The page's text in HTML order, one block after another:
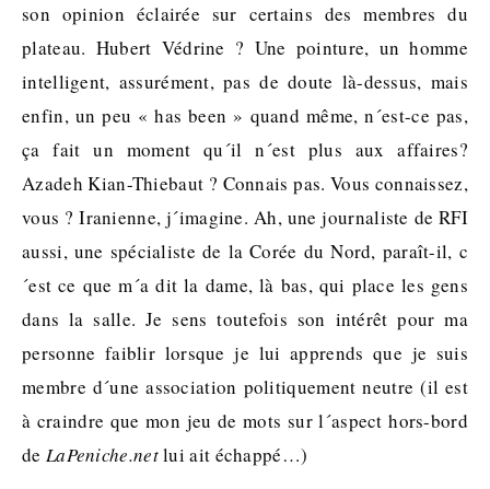
son opinion éclairée sur certains des membres du
plateau. Hubert Védrine ? Une pointure, un homme
intelligent, assurément, pas de doute là-dessus, mais
enfin, un peu « has been » quand même, n´est-ce pas,
ça fait un moment qu´il n´est plus aux affaires?
Azadeh Kian-Thiebaut ? Connais pas. Vous connaissez,
vous ? Iranienne, j´imagine. Ah, une journaliste de RFI
aussi, une spécialiste de la Corée du Nord, paraît-il, c
´est ce que m´a dit la dame, là bas, qui place les gens
dans la salle. Je sens toutefois son intérêt pour ma
personne faiblir lorsque je lui apprends que je suis
membre d´une association politiquement neutre (il est
à craindre que mon jeu de mots sur l´aspect hors-bord
de LaPeniche.netlui ait échappé…)